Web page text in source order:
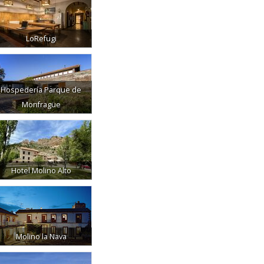
LoRefugi
Hospedería Parque de
Monfragüe
Hotel Molino Alto
Molino la Nava